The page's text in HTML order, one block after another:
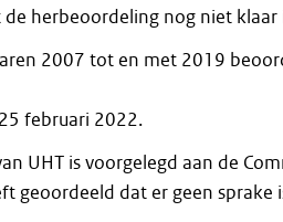
herbeoordeling nog niet klaar
2007 tot en met 2019
februari 2022.
UHT is voorgelegd aan de
geoordeeld dat er geen sprake